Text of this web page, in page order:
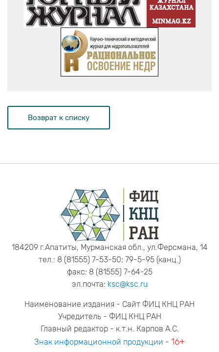
Возврат к списку
184209 г.Апатиты, Мурманская обл., ул.Ферсмана, 14
тел.: 8 (81555) 7-53-50; 79-5-95 (канц.)
факс: 8 (81555) 7-64-25
эл.почта: ksc@ksc.ru
Наименование издания - Сайт ФИЦ КНЦ РАН
Учредитель - ФИЦ КНЦ РАН
Главный редактор - к.т.н. Карпов А.С.
Знак информационной продукции - 16+